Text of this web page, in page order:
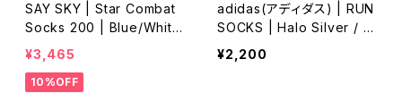
SAY SKY | Star Combat
Socks 200 | Blue/White
Aop | Unisex
¥3,465
10%OFF
adidas(アディダス) | RUN
SOCKS | Halo Silver / D
usky Ink
¥2,200